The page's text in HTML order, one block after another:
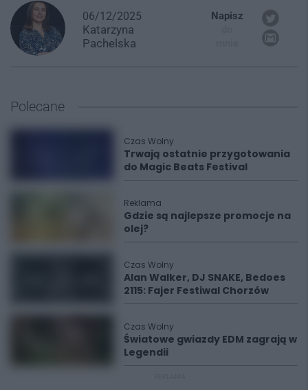
06/12/2025
Katarzyna
Pachelska
Napisz
Polecane
Czas Wolny
Trwają ostatnie przygotowania
do Magic Beats Festival
Reklama
Gdzie są najlepsze promocje na
olej?
Czas Wolny
Alan Walker, DJ SNAKE, Bedoes
2115: Fajer Festiwal Chorzów
Czas Wolny
Światowe gwiazdy EDM zagrają w
Legendii